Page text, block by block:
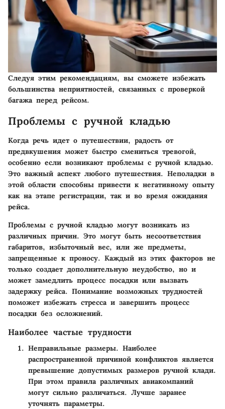
Следуя этим рекомендациям, вы сможете избежать
большинства неприятностей, связанных с проверкой
багажа перед рейсом.
Проблемы с ручной кладью
Когда речь идет о путешествии, радость от
предвкушения может быстро смениться тревогой,
особенно если возникают проблемы с ручной кладью.
Это важный аспект любого путешествия. Неполадки в
этой области способны привести к негативному опыту
как на этапе регистрации, так и во время ожидания
рейса.
Проблемы с ручной кладью могут возникать из
различных причин. Это могут быть несоответствия
габаритов, избыточный вес, или же предметы,
запрещенные к проносу. Каждый из этих факторов не
только создает дополнительную неудобство, но и
может замедлить процесс посадки или вызвать
задержку рейса. Понимание возможных трудностей
поможет избежать стресса и завершить процесс
посадки без осложнений.
Наиболее частые трудности
Неправильные размеры. Наиболее
распространенной причиной конфликтов является
превышение допустимых размеров ручной клади.
При этом правила различных авиакомпаний
могут сильно различаться. Лучше заранее
уточнять параметры.